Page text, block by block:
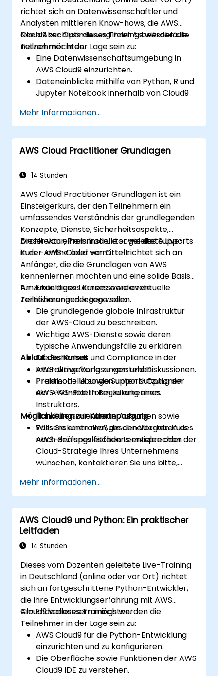
Bereitstellung von Microservices
anzuwenden.
richtet sich an Datenwissenschaftler und
Analysten mittleren Know-hows, die AWS
Cloud9 zur Optimierung ihrer Arbeitsabläufe
nutzen möchten.
Nach Abschluss dieses Trainings werden die
Teilnehmer in der Lage sein zu:
Eine Datenwissenschaftsumgebung in
AWS Cloud9 einzurichten.
Dateneinblicke mithilfe von Python, R und
Jupyter Notebook innerhalb von Cloud9
AWS Cloud9 mit AWS-Diensten wie S3,
RDS sowie Redshift zu verbinden.
AWS Cloud9 zur Entwicklung und
Bereitstellung von maschinellen
Cloud-basierte Arbeitsabläufe im Hinblick
optimieren.
Mehr Informationen...
AWS Cloud Practitioner Grundlagen
14 Stunden
AWS Cloud Practitioner Grundlagen ist ein
Einsteigerkurs, der den Teilnehmern ein
umfassendes Verständnis der grundlegenden
Konzepte, Dienste, Sicherheitsaspekte,
Architektur, Preismodelle sowie des Supports
in der AWS-Cloud vermittelt.
Dieser von einem Instruktor geleitete Live-
Kurs – online oder vor Ort – richtet sich an
Anfänger, die die Grundlagen von AWS
kennenlernen möchten und eine solide Basis
für zukünftiges Lernen sowie eventuelle
Zertifizierungen legen wollen.
Am Ende dieses Kurses werden die
Teilnehmer in der Lage sein:
Die grundlegende globale Infrastruktur
der AWS-Cloud zu beschreiben.
Wichtige AWS-Dienste sowie deren
typische Anwendungsfälle zu erklären.
Die Sicherheit und Compliance in der
AWS-Umgebung zu verstehen.
Preismodelle sowie Support-Optionen
der AWS-Plattform zu erkennen.
Ablauf des Kurses
Interaktive Vorlesungen und Diskussionen.
Praktische Übungen unter Nutzung der
AWS-Konsole in Begleitung eines
Instruktors.
Handlungsorientierte Aufgaben sowie
Wissenskontrollen, die den Vorgaben des
AWS-Prüfungsleitfadens entsprechen.
Möglichkeiten zur Kursanpassung
Falls Sie einen maßgeschneiderten Kurs
nach den spezifischen Lernzielen oder der
Cloud-Strategie Ihres Unternehmens
wünschen, kontaktieren Sie uns bitte,
Mehr Informationen...
AWS Cloud9 und Python: Ein praktischer
Leitfaden
14 Stunden
Dieses vom Dozenten geleitete Live-Training
in Deutschland (online oder vor Ort) richtet
sich an fortgeschrittene Python-Entwickler,
die ihre Entwicklungserfahrung mit AWS
Cloud9 verbessern möchten.
Am Ende dieses Trainings werden die
Teilnehmer in der Lage sein zu:
AWS Cloud9 für die Python-Entwicklung
einzurichten und zu konfigurieren.
Die Oberfläche sowie Funktionen der AWS
Cloud9 IDE zu verstehen.